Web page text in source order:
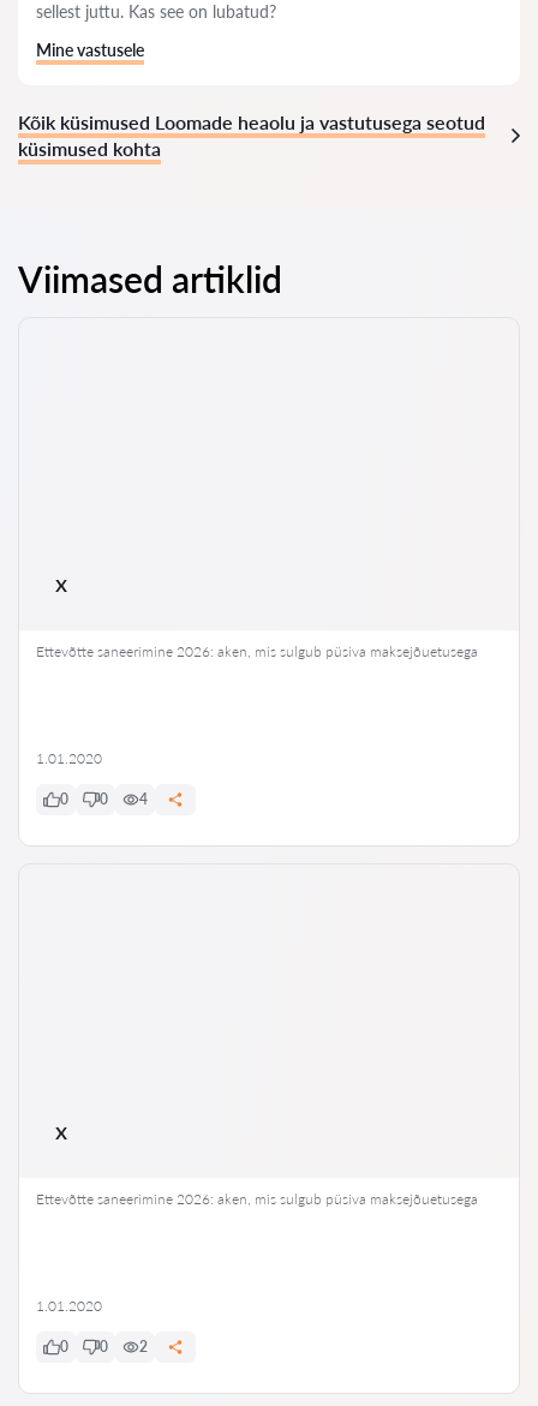
sellest juttu. Kas see on lubatud?
Mine vastusele
Kõik küsimused Loomade heaolu ja vastutusega seotud
küsimused kohta
Viimased artiklid
x
Ettevõtte saneerimine 2026: aken, mis sulgub püsiva maksejõuetusega
1.01.2020
0 0 4
x
Ettevõtte saneerimine 2026: aken, mis sulgub püsiva maksejõuetusega
1.01.2020
0 0 2